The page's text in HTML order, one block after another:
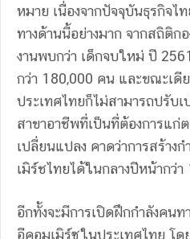
หมาย เนื่องจากปัจจุบันธุรกิจ
ทางด้านนี้อย่างมาก จากสถิติก
งานพบกว่า เด็กจบใหม่ ปี
กว่า 180,000 คน และขณะเดี
ประเทศไทยก็ไม่สามารถปรับ
สาขาอาชีพที่เป็นที่ต้องการแก่
เปลี่ยนแปลง คาดว่าการสร้าง
เมิร์ชไทยได้ในกลางปีหน้ากว่
อีกทั้งจะมีการเปิดฝึกกำลังคน
อีคอมเมิร์ซในประเทศไทย โ